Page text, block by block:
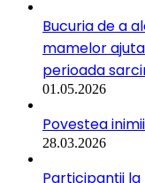
Bucuria de a
mamelor
perioada
01.05.2026
Povestea inimii
28.03.2026
Participanții